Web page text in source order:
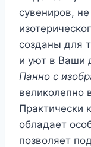
сувениров,
созданы для
и уют в Ваши
Панно с
великолепно
Практически
обладает
позволяет